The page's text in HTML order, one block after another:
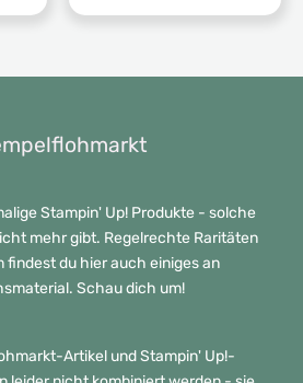
ist:
war:
ist:
Stampin' Up! Produkte - solche
mehr gibt. Regelrechte Raritäten
findest du hier auch einiges an
Schau dich um!
Artikel und Stampin' Up!-